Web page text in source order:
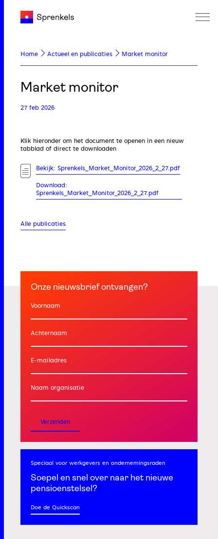
Home Actueel en publicaties Market monitor
Market monitor
27 feb 2026
Klik hieronder om het document te openen in een nieuw
tabblad of direct te downloaden
Bekijk: Sprenkels_Market_Monitor_2026_2_27.pdf
Download:
Sprenkels_Market_Monitor_2026_2_27.pdf
Alle publicaties
Onze nieuwsbrief ontvangen?
Voornaam
Achternaam
E-mailadres
Naam organisatie
Verzenden
Speciaal voor werkgevers en ondernemingsraden
Soepel en snel over naar het nieuwe
pensioenstelsel?
Doe de Quickscan